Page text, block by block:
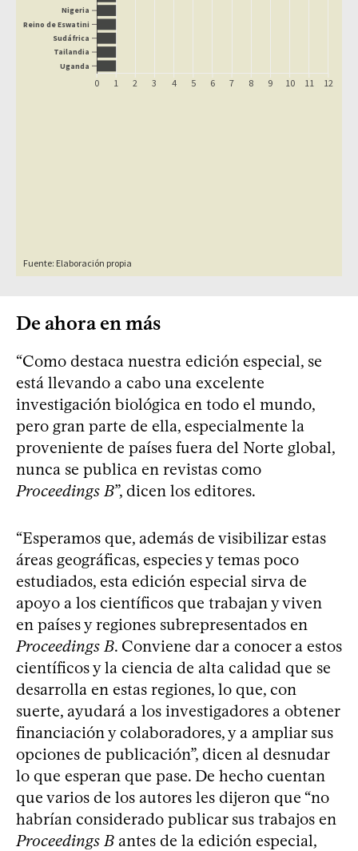
De ahora en más
“Como destaca nuestra edición especial, se
está llevando a cabo una excelente
investigación biológica en todo el mundo,
pero gran parte de ella, especialmente la
proveniente de países fuera del Norte global,
nunca se publica en revistas como
Proceedings B”, dicen los editores.
“Esperamos que, además de visibilizar estas
áreas geográficas, especies y temas poco
estudiados, esta edición especial sirva de
apoyo a los científicos que trabajan y viven
en países y regiones subrepresentados en
Proceedings B. Conviene dar a conocer a estos
científicos y la ciencia de alta calidad que se
desarrolla en estas regiones, lo que, con
suerte, ayudará a los investigadores a obtener
financiación y colaboradores, y a ampliar sus
opciones de publicación”, dicen al desnudar
lo que esperan que pase. De hecho cuentan
que varios de los autores les dijeron que “no
habrían considerado publicar sus trabajos en
Proceedings B antes de la edición especial,